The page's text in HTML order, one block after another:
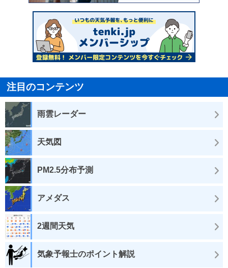
注目のコンテンツ
雨雲レーダー
天気図
PM2.5分布予測
アメダス
2週間天気
気象予報士のポイント解説